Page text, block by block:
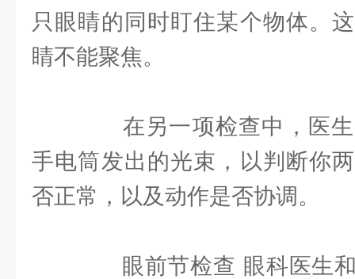
只眼睛的同时盯住某个物体。
睛不能聚焦。
在另一项检查中，医生
手电筒发出的光束，以判断你
否正常，以及动作是否协调。
眼前节检查 眼科医生和